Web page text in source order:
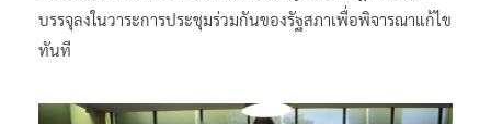
บรรจุลงในวาระการประชุมร่วมกันของรัฐสภาเพื่อพิจารณาแก้ไข
ทันที